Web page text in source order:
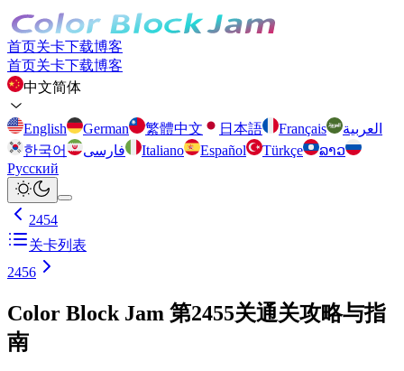
首页关卡下载博客
首页关卡下载博客
中文简体
English German 繁體中文 日本語 Français
العربية
한국어
فارسی Italiano Español Türkçe
ລາວ
Русский
2454
关卡列表
2456
Color Block Jam 第2455关通关攻略与指
南